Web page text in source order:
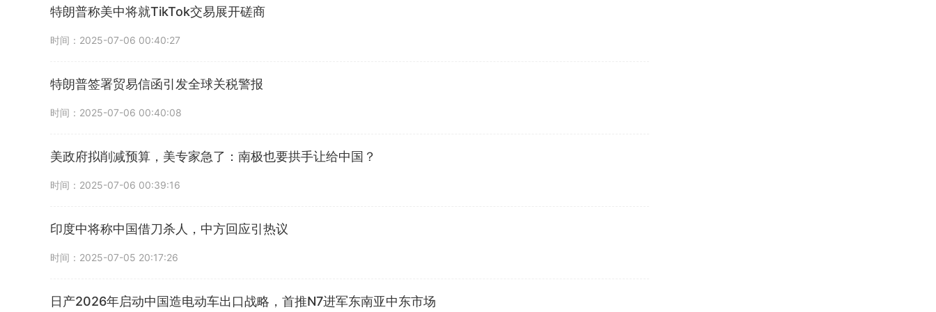
特朗普称美中将就TikTok交易展开磋商
时间：2025-07-06 00:40:27
特朗普签署贸易信函引发全球关税警报
时间：2025-07-06 00:40:08
美政府拟削减预算，美专家急了：南极也要拱手让给中国？
时间：2025-07-06 00:39:16
印度中将称中国借刀杀人，中方回应引热议
时间：2025-07-05 20:17:26
日产2026年启动中国造电动车出口战略，首推N7进军东南亚中东市场